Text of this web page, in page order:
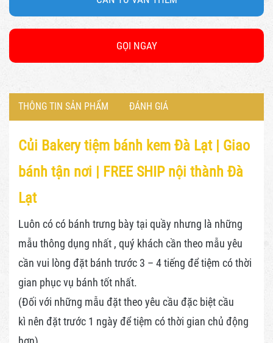
GỌI NGAY
THÔNG TIN SẢN PHẨM ĐÁNH GIÁ
Củi Bakery tiệm bánh kem Đà Lạt | Giao
bánh tận nơi | FREE SHIP nội thành Đà
Lạt
Luôn có có bánh trưng bày tại quầy nhưng là những
mẫu thông dụng nhất , quý khách cần theo mẫu yêu
cần vui lòng đặt bánh trước 3 – 4 tiếng để tiệm có thời
gian phục vụ bánh tốt nhất.
(Đối với những mẫu đặt theo yêu cầu đặc biệt cầu
kì nên đặt trước 1 ngày để tiệm có thời gian chủ động